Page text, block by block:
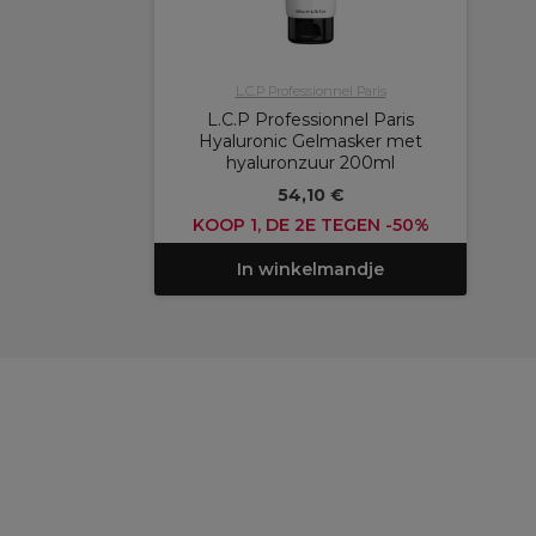
L.C.P Professionnel Paris
L.C.P Professionnel Paris
Hyaluronic Gelmasker met
hyaluronzuur 200ml
54,10 €
KOOP 1, DE 2E TEGEN -50%
In winkelmandje